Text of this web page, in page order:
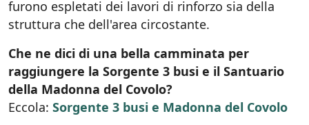
furono espletati dei lavori di rinforzo sia della
struttura che dell'area circostante.
Che ne dici di una bella camminata per
raggiungere la Sorgente 3 busi e il Santuario
della Madonna del Covolo?
Eccola: Sorgente 3 busi e Madonna del Covolo